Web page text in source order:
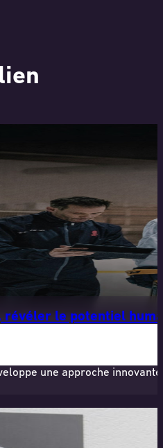
révéler le potentiel
une approche